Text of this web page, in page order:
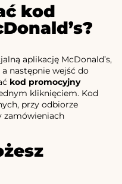
kod
aplikację McDonald’s,
następnie wejść do
kod promocyjny
kliknięciem. Kod
przy odbiorze
zamówieniach